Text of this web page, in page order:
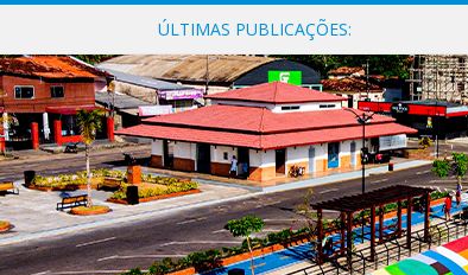
ÚLTIMAS PUBLICAÇÕES: